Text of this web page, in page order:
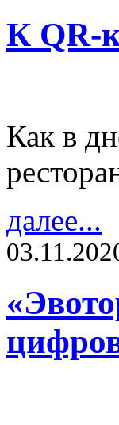
К QR-
Как в
далее...